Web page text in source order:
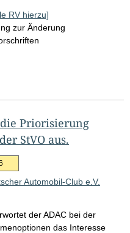
RV hierzu]
zur Änderung
Priorisierung
StVO aus.
Automobil-Club e.V.
der ADAC bei der
das Interesse